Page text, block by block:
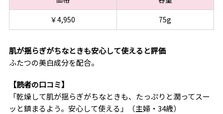
￥4,950
75g
肌が揺らぎがちなときも安心して使えると評価
ふたつの美白成分を配合。
【読者の口コミ】
「乾燥して肌が揺らぎがちなときも、たっぷりと潤ってスー
ッと鎮まるよう。安心して使える」（主婦・34歳）